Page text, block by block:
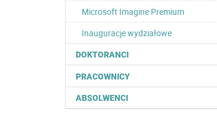
Microsoft Imagine Premium
Inauguracje wydziałowe
DOKTORANCI
PRACOWNICY
ABSOLWENCI